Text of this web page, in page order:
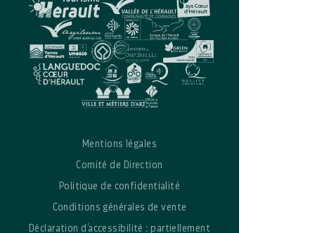
Mentions légales
Comité de Direction
Politique de confidentialité
Conditions générales de vente
Déclaration d’accessibilité : partiellement